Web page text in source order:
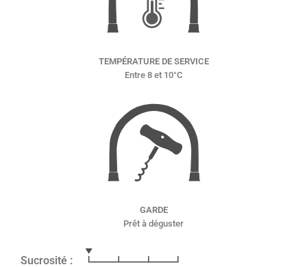
TEMPÉRATURE DE SERVICE
Entre 8 et 10°C
GARDE
Prêt à déguster
Sucrosité :